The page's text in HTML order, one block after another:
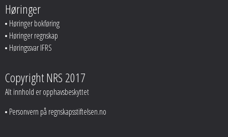
Høringer
Høringer bokføring
Høringer regnskap
Høringssvar IFRS
Copyright NRS 2017
Alt innhold er opphavsbeskyttet
Personvern på regnskapsstiftelsen.no